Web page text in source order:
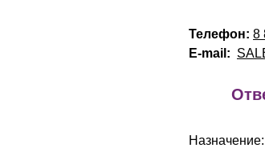
Телефон: 8
E-mail: